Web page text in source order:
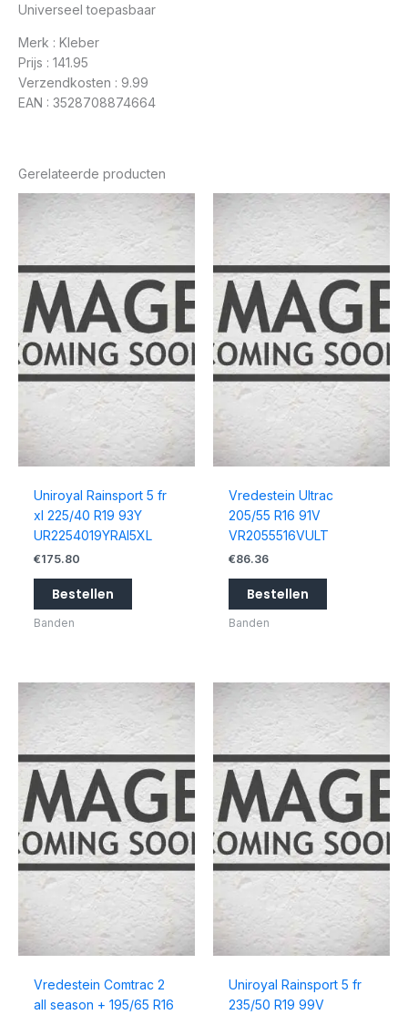
Universeel toepasbaar
Merk : Kleber
Prijs : 141.95
Verzendkosten : 9.99
EAN : 3528708874664
Gerelateerde producten
Uniroyal Rainsport 5 fr
xl 225/40 R19 93Y
UR2254019YRAI5XL
€175.80
Bestellen
Banden
Vredestein Ultrac
205/55 R16 91V
VR2055516VULT
€86.36
Bestellen
Banden
Vredestein Comtrac 2
all season + 195/65 R16
Uniroyal Rainsport 5 fr
235/50 R19 99V